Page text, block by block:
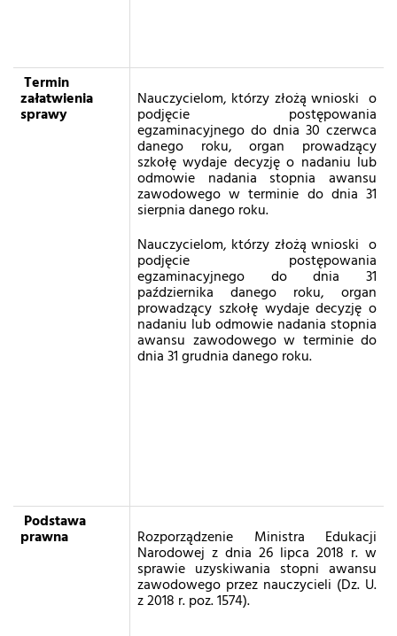
Termin
załatwienia
sprawy
Nauczycielom, którzy złożą wnioski o
podjęcie postępowania
egzaminacyjnego do dnia 30 czerwca
danego roku, organ prowadzący
szkołę wydaje decyzję o nadaniu lub
odmowie nadania stopnia awansu
zawodowego w terminie do dnia 31
sierpnia danego roku.
Nauczycielom, którzy złożą wnioski o
podjęcie postępowania
egzaminacyjnego do dnia 31
października danego roku, organ
prowadzący szkołę wydaje decyzję o
nadaniu lub odmowie nadania stopnia
awansu zawodowego w terminie do
dnia 31 grudnia danego roku.
Podstawa
prawna Rozporządzenie Ministra Edukacji
Narodowej z dnia 26 lipca 2018 r. w
sprawie uzyskiwania stopni awansu
zawodowego przez nauczycieli (Dz. U.
z 2018 r. poz. 1574).